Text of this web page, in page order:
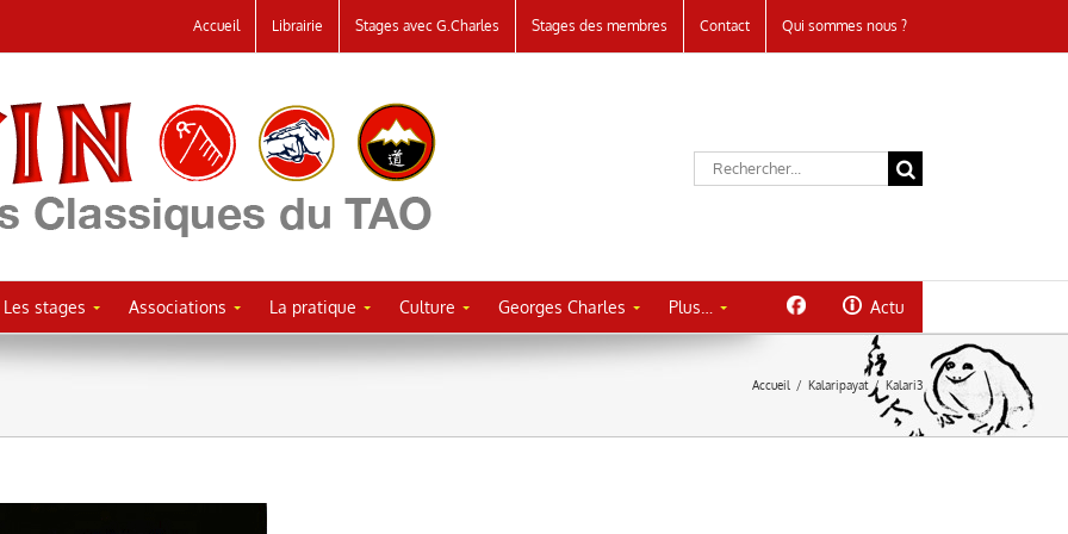
Accueil Librairie Stages avec G.Charles Stages des membres Contact Qui sommes nous ?
Rechercher:
Les stages Associations La pratique Culture Georges Charles Plus… Actu
Accueil / Kalaripayat / Kalari3